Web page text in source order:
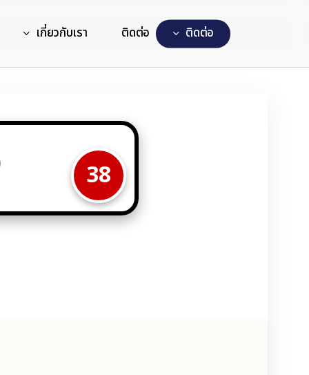
เกี่ยวกับเรา ติดต่อ ตดตอ
38